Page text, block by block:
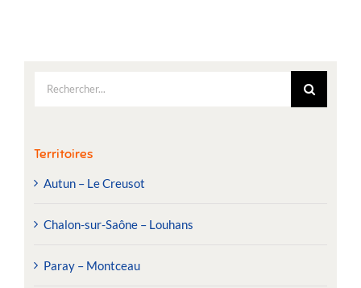
Rechercher:
Territoires
Autun – Le Creusot
Chalon-sur-Saône – Louhans
Paray – Montceau